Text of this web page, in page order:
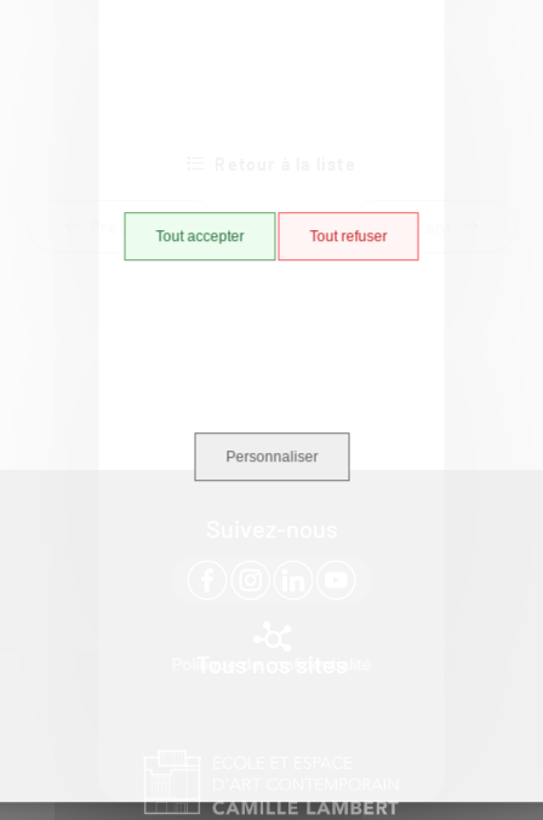
Tout accepter Tout refuser
Personnaliser
Précédent